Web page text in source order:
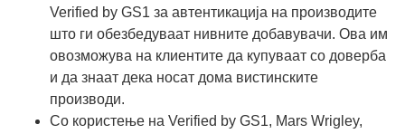
Verified by GS1 за автентикација на производите
што ги обезбедуваат нивните добавувачи. Ова им
овозможува на клиентите да купуваат со доверба
и да знаат дека носат дома вистинските
производи.
Со користење на Verified by GS1, Mars Wrigley,